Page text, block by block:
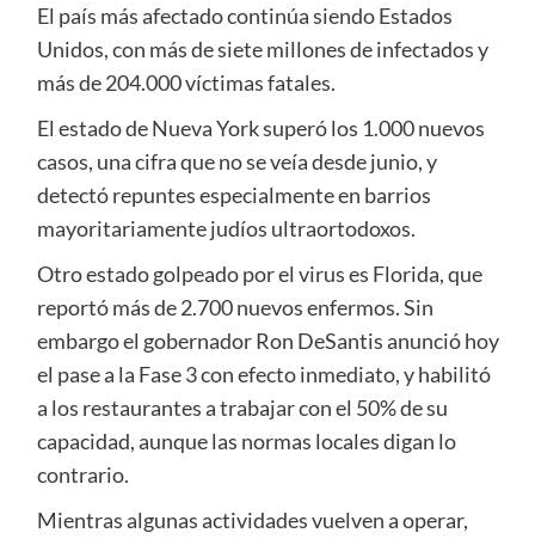
El país más afectado continúa siendo Estados
Unidos, con más de siete millones de infectados y
más de 204.000 víctimas fatales.
El estado de Nueva York superó los 1.000 nuevos
casos, una cifra que no se veía desde junio, y
detectó repuntes especialmente en barrios
mayoritariamente judíos ultraortodoxos.
Otro estado golpeado por el virus es Florida, que
reportó más de 2.700 nuevos enfermos. Sin
embargo el gobernador Ron DeSantis anunció hoy
el pase a la Fase 3 con efecto inmediato, y habilitó
a los restaurantes a trabajar con el 50% de su
capacidad, aunque las normas locales digan lo
contrario.
Mientras algunas actividades vuelven a operar,